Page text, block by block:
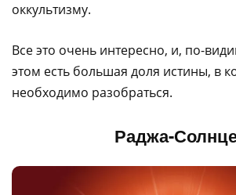
оккультизму.
Все это очень интересно, и, по-
этом есть большая доля истины, в
необходимо разобраться.
Раджа-